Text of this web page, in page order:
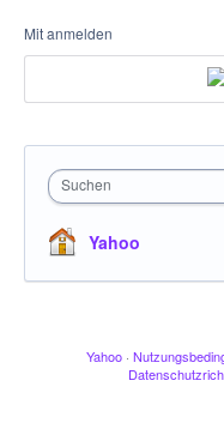
Mit anmelden
Suchen
Yahoo
Yahoo ·